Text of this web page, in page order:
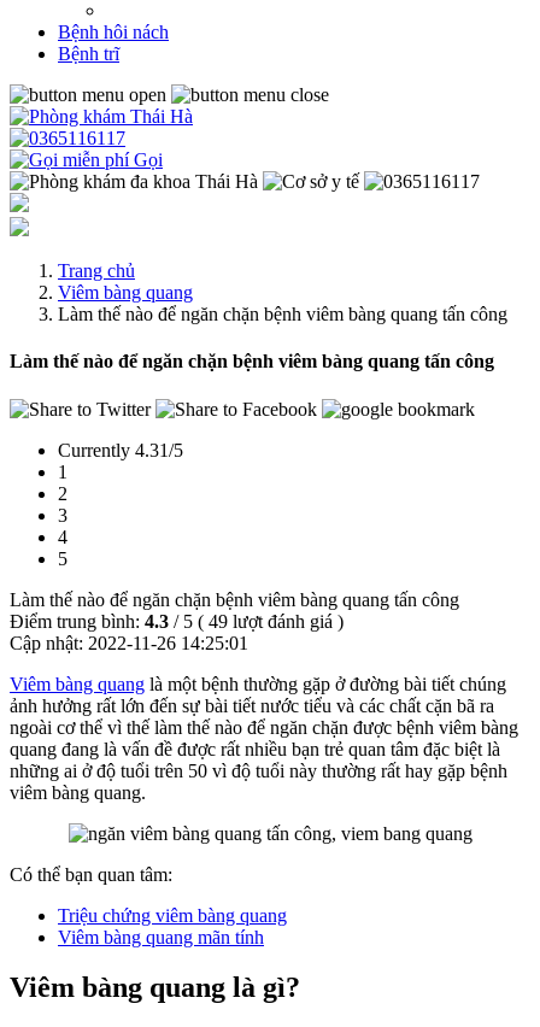
Bệnh hôi nách
Bệnh trĩ
Gọi
Trang chủ
Viêm bàng quang
Làm thế nào để ngăn chặn bệnh viêm bàng quang tấn công
Làm thế nào để ngăn chặn bệnh viêm bàng quang tấn công
Currently 4.31/5
1
2
3
4
5
Làm thế nào để ngăn chặn bệnh viêm bàng quang tấn công
Điểm trung bình: 4.3 / 5 ( 49 lượt đánh giá )
Cập nhật: 2022-11-26 14:25:01
Viêm bàng quang là một bệnh thường gặp ở đường bài tiết chúng
ảnh hưởng rất lớn đến sự bài tiết nước tiểu và các chất cặn bã ra
ngoài cơ thể vì thế làm thế nào để ngăn chặn được bệnh viêm bàng
quang đang là vấn đề được rất nhiều bạn trẻ quan tâm đặc biệt là
những ai ở độ tuổi trên 50 vì độ tuổi này thường rất hay gặp bệnh
viêm bàng quang.
Có thể bạn quan tâm:
Triệu chứng viêm bàng quang
Viêm bàng quang mãn tính
Viêm bàng quang là gì?